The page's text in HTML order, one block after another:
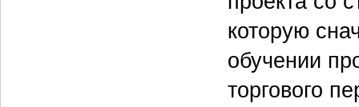
которую
обучении
торгового